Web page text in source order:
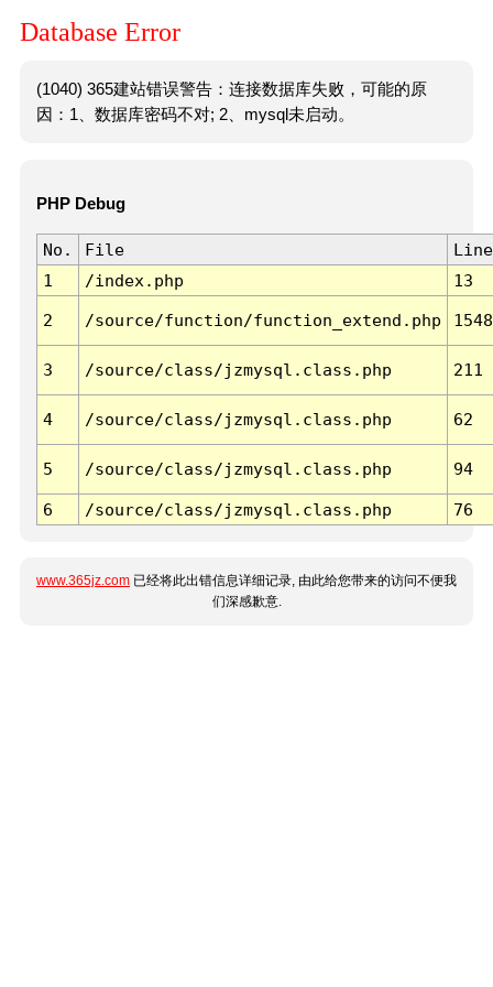
Database Error
(1040) 365建站错误警告：连接数据库失败，可能的原
因：1、数据库密码不对; 2、mysql未启动。
PHP Debug
No. File
Line
1
/index.php 13
2 /source/function/function_extend.php 1548
3 /source/class/jzmysql.class.php 211
4 /source/class/jzmysql.class.php 62
5 /source/class/jzmysql.class.php 94
6 /source/class/jzmysql.class.php 76
www.365jz.com 已经将此出错信息详细记录, 由此给您带来的访问不便我
们深感歉意.